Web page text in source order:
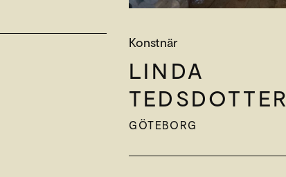
Konstnär
LINDA
TEDSDOTTER
GÖTEBORG